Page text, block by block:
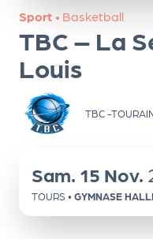
Sport • Basketball
TBC – La
Louis
TBC -
Sam. 15 Nov.
TOURS • GYMNASE
ns
PR
O
G!
PR
G!
Le
Ma